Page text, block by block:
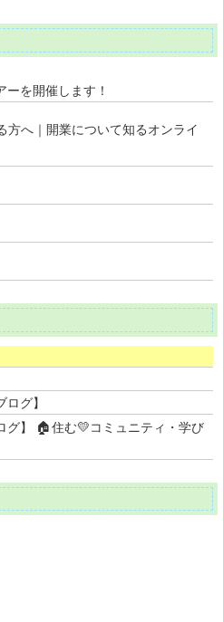
を開催します！
方へ｜開業について知るオンライ
グ】
グ】 🏠住む💛コミュニティ・学び